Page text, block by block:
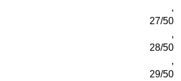
,
27/50
,
28/50
,
29/50